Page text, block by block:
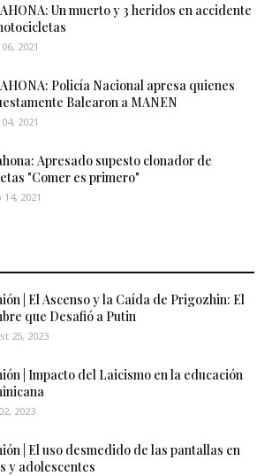
Un muerto y 3 heridos en accidente
2021
Policía Nacional apresa quienes
Balearon a MANEN
2021
Apresado supesto clonador de
"Comer es primero"
2021
| El Ascenso y la Caída de Prigozhin: El
que Desafió a Putin
25, 2023
| Impacto del Laicismo en la educación
2023
| El uso desmedido de las pantallas en
y adolescentes